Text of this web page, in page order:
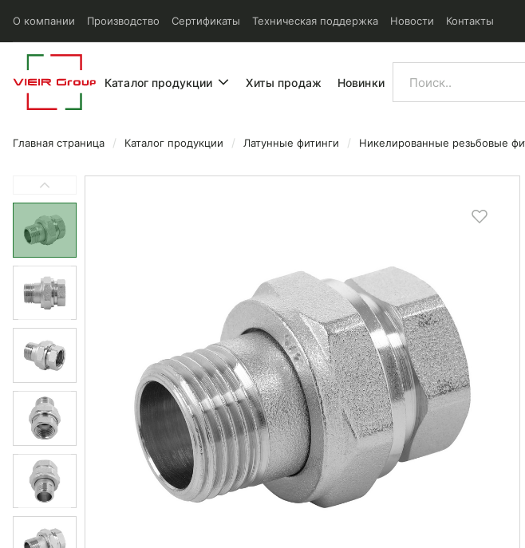
О компании Производство Сертификаты Техническая поддержка Новости Контакты
Каталог продукции Хиты продаж Новинки
Главная страница Каталог продукции Латунные фитинги Никелированные резьбовые